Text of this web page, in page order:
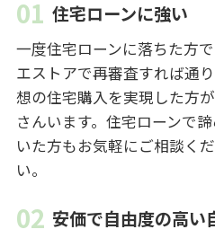
住宅ローンに強い
一度住宅ローンに落ちた方
エストアで再審査すれば通
想の住宅購入を実現した方
さんいます。住宅ローンで
いた方もお気軽にご相談く
い。
安価で自由度の高い